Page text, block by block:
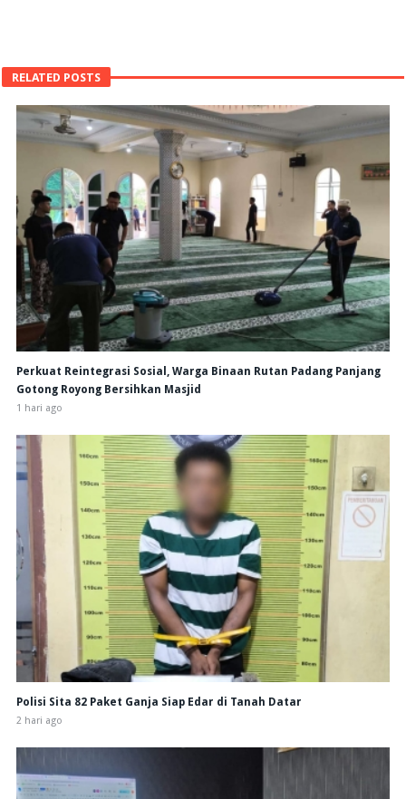
RELATED POSTS
Perkuat Reintegrasi Sosial, Warga Binaan Rutan Padang Panjang
Gotong Royong Bersihkan Masjid
1 hari ago
Polisi Sita 82 Paket Ganja Siap Edar di Tanah Datar
2 hari ago